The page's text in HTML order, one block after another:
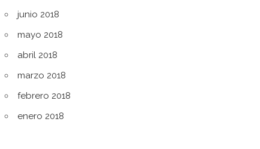
junio 2018
mayo 2018
abril 2018
marzo 2018
febrero 2018
enero 2018